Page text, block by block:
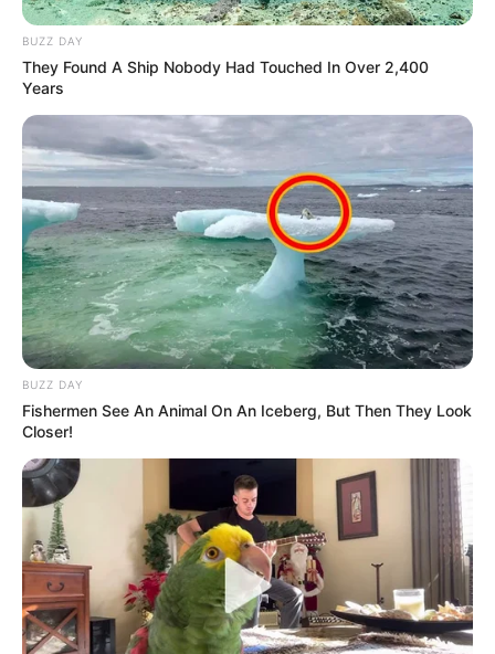
BUZZ DAY
They Found A Ship Nobody Had Touched In Over 2,400
Years
BUZZ DAY
Fishermen See An Animal On An Iceberg, But Then They Look
Closer!